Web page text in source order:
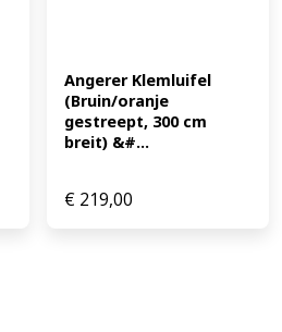
Angerer Klemluifel
(Bruin/oranje
gestreept, 300 cm
breit) &#...
€ 219,00